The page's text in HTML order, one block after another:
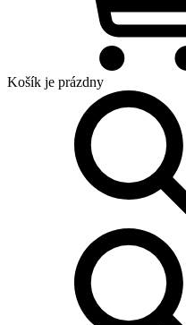
Košík je prázdny